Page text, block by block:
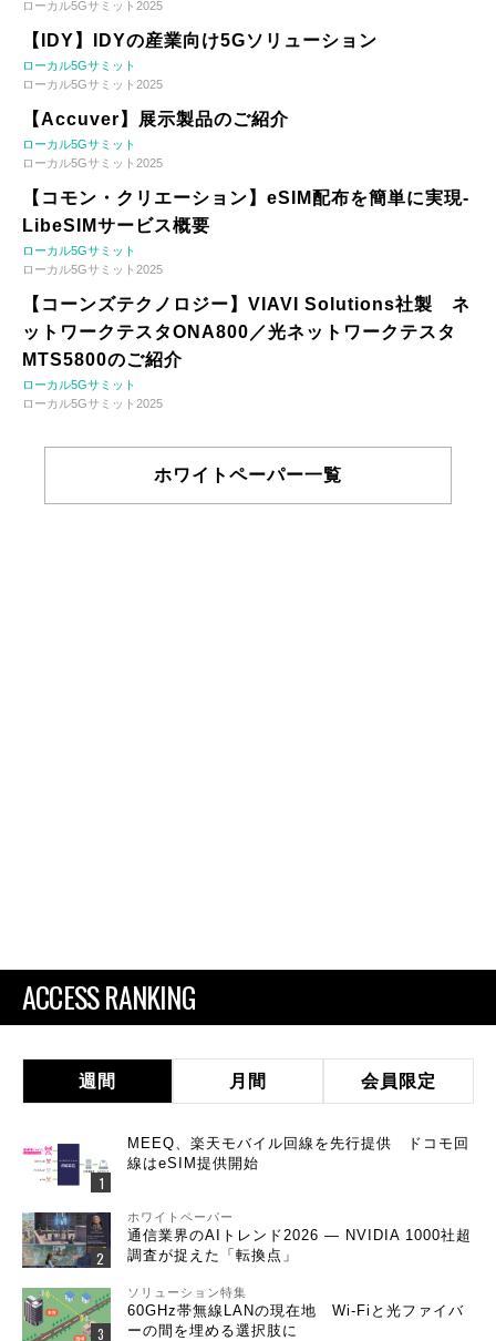
ローカル5Gサミット2025
【IDY】IDYの産業向け5Gソリューション
ローカル5Gサミット
ローカル5Gサミット2025
【Accuver】展示製品のご紹介
ローカル5Gサミット
ローカル5Gサミット2025
【コモン・クリエーション】eSIM配布を簡単に実現-
LibeSIMサービス概要
ローカル5Gサミット
ローカル5Gサミット2025
【コーンズテクノロジー】VIAVI Solutions社製 ネ
ットワークテスタONA800／光ネットワークテスタ
MTS5800のご紹介
ローカル5Gサミット
ローカル5Gサミット2025
ホワイトペーパー一覧
ACCESS RANKING
週間 月間 会員限定
MEEQ、楽天モバイル回線を先行提供 ドコモ回
線はeSIM提供開始
ホワイトペーパー
通信業界のAIトレンド2026 ― NVIDIA 1000社超
調査が捉えた「転換点」
ソリューション特集
60GHz帯無線LANの現在地 Wi-Fiと光ファイバ
ーの間を埋める選択肢に